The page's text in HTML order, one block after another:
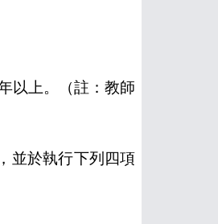
以上。（註：教師
並於執行下列四項